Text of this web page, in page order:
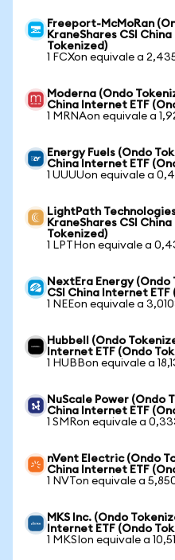
Freeport-McMoRan
KraneShares CSI
Tokenized)
1 FCXon equivale a
Moderna (Ondo
China Internet ETF
1 MRNAon equivale a
Energy Fuels (Ondo
China Internet ETF
1 UUUUon equivale a
LightPath
KraneShares CSI
Tokenized)
1 LPTHon equivale a
NextEra Energy (Ondo
CSI China Internet
1 NEEon equivale a
Hubbell (Ondo
Internet ETF (Ondo
1 HUBBon equivale a
NuScale Power (Ondo
China Internet ETF
1 SMRon equivale a
nVent Electric (Ondo
China Internet ETF
1 NVTon equivale a
MKS Inc. (Ondo
Internet ETF (Ondo
1 MKSIon equivale a